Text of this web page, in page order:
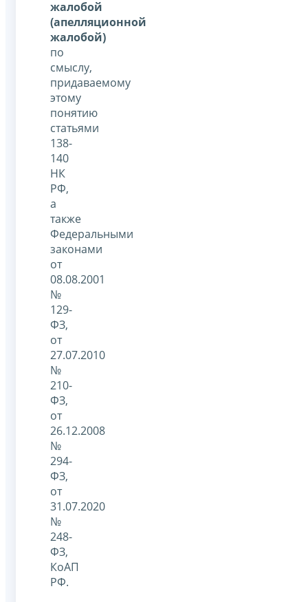
жалобой
(апелляционной
жалобой)
по
смыслу,
придаваемому
этому
понятию
статьями
138-
140
НК
РФ,
а
также
Федеральными
законами
от
08.08.2001
№
129-
ФЗ,
от
27.07.2010
№
210-
ФЗ,
от
26.12.2008
№
294-
ФЗ,
от
31.07.2020
№
248-
ФЗ,
КоАП
РФ.